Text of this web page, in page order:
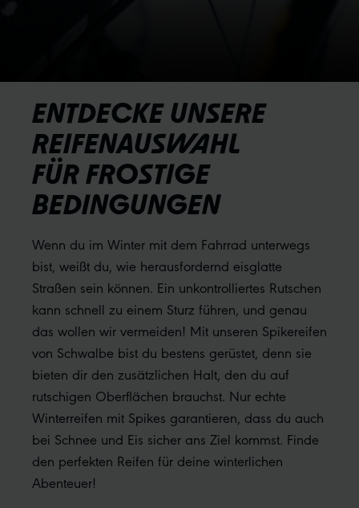
ENTDECKE UNSERE
REIFENAUSWAHL
FÜR FROSTIGE
BEDINGUNGEN
Wenn du im Winter mit dem Fahrrad unterwegs
bist, weißt du, wie herausfordernd eisglatte
Straßen sein können. Ein unkontrolliertes Rutschen
kann schnell zu einem Sturz führen, und genau
das wollen wir vermeiden! Mit unseren Spikereifen
von Schwalbe bist du bestens gerüstet, denn sie
bieten dir den zusätzlichen Halt, den du auf
rutschigen Oberflächen brauchst. Nur echte
Winterreifen mit Spikes garantieren, dass du auch
bei Schnee und Eis sicher ans Ziel kommst. Finde
den perfekten Reifen für deine winterlichen
Abenteuer!